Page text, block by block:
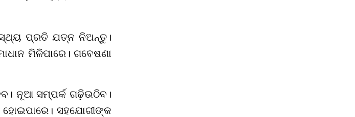
ପ୍ରତି ଯତ୍ନ ନିଅନ୍ତୁ।
ମିଳିପାରେ। ଗବେଷଣା
ନୂଆ ସମ୍ପର୍କ ଗଢ଼ିଉଠିବ।
ସହଯୋଗୀଙ୍କ